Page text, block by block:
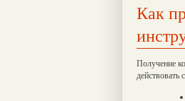
Как
Получение
действовать